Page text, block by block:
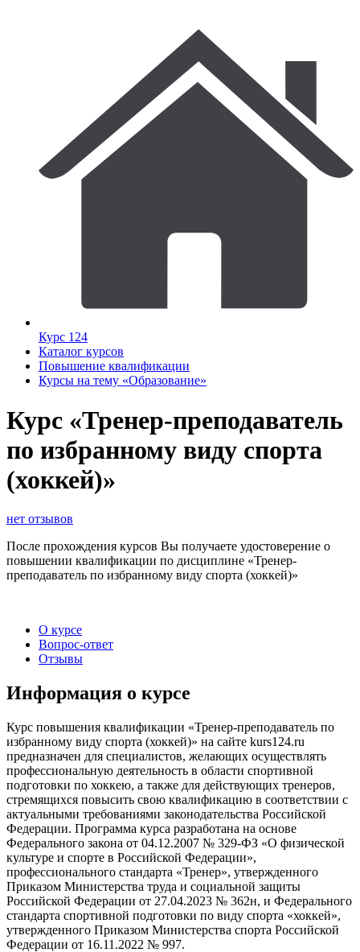
Курс 124
Каталог курсов
Повышение квалификации
Курсы на тему «Образование»
Курс «Тренер-преподаватель
по избранному виду спорта
(хоккей)»
нет отзывов
После прохождения курсов Вы получаете удостоверение о
повышении квалификации по дисциплине «Тренер-
преподаватель по избранному виду спорта (хоккей)»
О курсе
Вопрос-ответ
Отзывы
Информация о курсе
Курс повышения квалификации «Тренер-преподаватель по
избранному виду спорта (хоккей)» на сайте kurs124.ru
предназначен для специалистов, желающих осуществлять
профессиональную деятельность в области спортивной
подготовки по хоккею, а также для действующих тренеров,
стремящихся повысить свою квалификацию в соответствии с
актуальными требованиями законодательства Российской
Федерации. Программа курса разработана на основе
Федерального закона от 04.12.2007 № 329-ФЗ «О физической
культуре и спорте в Российской Федерации»,
профессионального стандарта «Тренер», утвержденного
Приказом Министерства труда и социальной защиты
Российской Федерации от 27.04.2023 № 362н, и Федерального
стандарта спортивной подготовки по виду спорта «хоккей»,
утвержденного Приказом Министерства спорта Российской
Федерации от 16.11.2022 № 997.